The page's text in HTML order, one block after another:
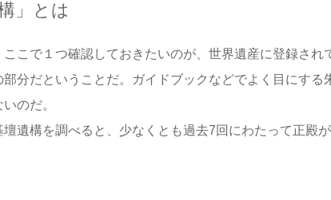
」とは
こで１つ確認しておきたいのが、世界遺産に登録され
分だということだ。ガイドブックなどでよく目にする
のだ。
遺構を調べると、少なくとも過去7回にわたって正殿